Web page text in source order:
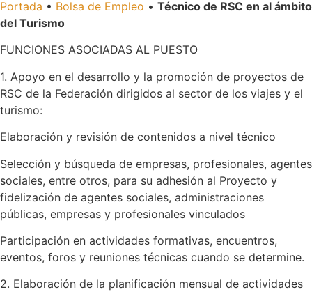
Portada • Bolsa de Empleo • Técnico de RSC en al ámbito
del Turismo
FUNCIONES ASOCIADAS AL PUESTO
1. Apoyo en el desarrollo y la promoción de proyectos de
RSC de la Federación dirigidos al sector de los viajes y el
turismo:
Elaboración y revisión de contenidos a nivel técnico
Selección y búsqueda de empresas, profesionales, agentes
sociales, entre otros, para su adhesión al Proyecto y
fidelización de agentes sociales, administraciones
públicas, empresas y profesionales vinculados
Participación en actividades formativas, encuentros,
eventos, foros y reuniones técnicas cuando se determine.
2. Elaboración de la planificación mensual de actividades